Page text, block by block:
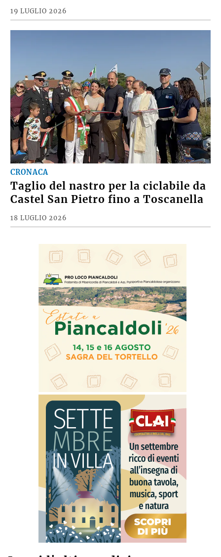
19 LUGLIO 2026
CRONACA
Taglio del nastro per la ciclabile da
Castel San Pietro fino a Toscanella
18 LUGLIO 2026